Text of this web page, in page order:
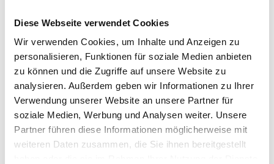
Diese Webseite verwendet Cookies
Wir verwenden Cookies, um Inhalte und Anzeigen zu
personalisieren, Funktionen für soziale Medien anbieten
zu können und die Zugriffe auf unsere Website zu
analysieren. Außerdem geben wir Informationen zu Ihrer
Verwendung unserer Website an unsere Partner für
soziale Medien, Werbung und Analysen weiter. Unsere
Partner führen diese Informationen möglicherweise mit
weiteren Daten zusammen, die Sie ihnen bereitgestellt
Höchster Punkt 737 m
GPX-DATEN DOWNLOADEN
Tourismusverein Schenna
Erzherzog Johann Platz
1/D
39017 Schenna